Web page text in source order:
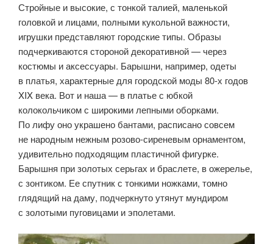
Стройные и высокие, с тонкой талией, маленькой
головкой и лицами, полными кукольной важности,
игрушки представляют городские типы. Образы
подчеркиваются стороной декоративной — через
костюмы и аксессуары. Барышни, например, одеты
в платья, характерные для городской моды 80-х годов
XIX века. Вот и наша — в платье с юбкой
колокольчиком с широкими лепными оборками.
По лифу оно украшено бантами, расписано совсем
не народным нежным розово-сиреневым орнаментом,
удивительно подходящим пластичной фигурке.
Барышня при золотых серьгах и браслете, в ожерелье,
с зонтиком. Ее спутник с тонкими ножками, томно
глядящий на даму, подчеркнуто утянут мундиром
с золотыми пуговицами и эполетами.